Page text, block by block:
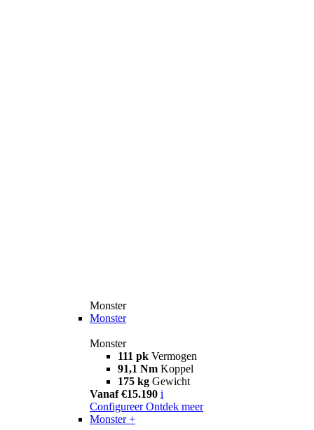
Monster
Monster
Monster
111 pk Vermogen
91,1 Nm Koppel
175 kg Gewicht
Vanaf €15.190 i
Configureer Ontdek meer
Monster +